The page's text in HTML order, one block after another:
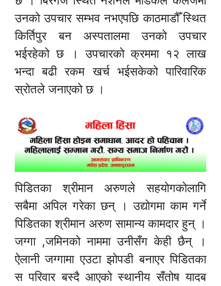
उनको उपचार सम्भव नभएपछि काठमाडौँ स्थित
किर्तिपुर बन अस्पतालमा उनको उपचार
भईरहेको छ । उपचारको क्रममा १२ लाख
भन्दा बढी रकम खर्च भईसकेको पारिवारिक
स्रोतले जनाएको छ ।
पिडितका श्रीमान अरुणले सहयोगकोलागि
सबैमा अपिल गरेका छन् । उद्योगमा काम गर्ने
पिडितका श्रीमान अरुण सामान्य कामदार हुन् ।
जग्गा ,जमिनको नाममा उनीसँग केही छैन् ।
ऐलानी जग्गामा एउटा झोपडी बनाएर पिडितका
स परिवार बस्दै आएको स्थानीय सँतोष यादब